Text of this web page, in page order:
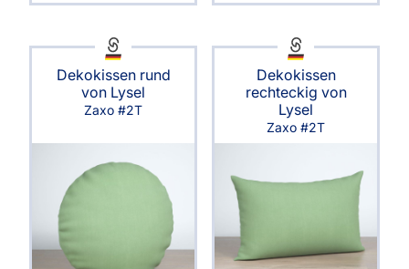
Dekokissen rund
von Lysel
Zaxo #2T
Dekokissen
rechteckig von
Lysel
Zaxo #2T